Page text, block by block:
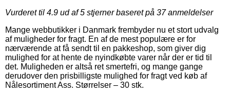
Vurderet til 4.9 ud af 5 stjerner baseret på 37anmeldelser
Mange webbutikker i Danmark frembyder nu et stort udvalg
af muligheder for fragt. En af de mest populære er for
nærværende at få sendt til en pakkeshop, som giver dig
mulighed for at hente de nyindkøbte varer når der er tid til
det. Muligheden er altså ret smertefri, og mange gange
derudover den prisbilligste mulighed for fragt ved køb af
Nålesortiment Ass. Størrelser – 30 stk.